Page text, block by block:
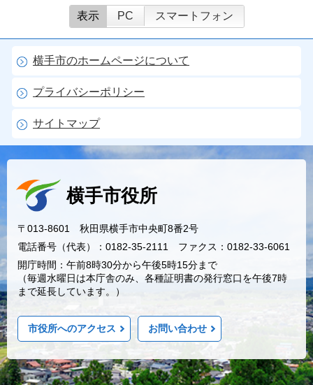
表示 PC スマートフォン
横手市のホームページについて
プライバシーポリシー
サイトマップ
横手市役所
〒013-8601 秋田県横手市中央町8番2号
電話番号（代表）：0182-35-2111 ファクス：0182-33-6061
開庁時間：午前8時30分から午後5時15分まで
（毎週水曜日は本庁舎のみ、各種証明書の発行窓口を午後7時
まで延長しています。）
市役所へのアクセス お問い合わせ